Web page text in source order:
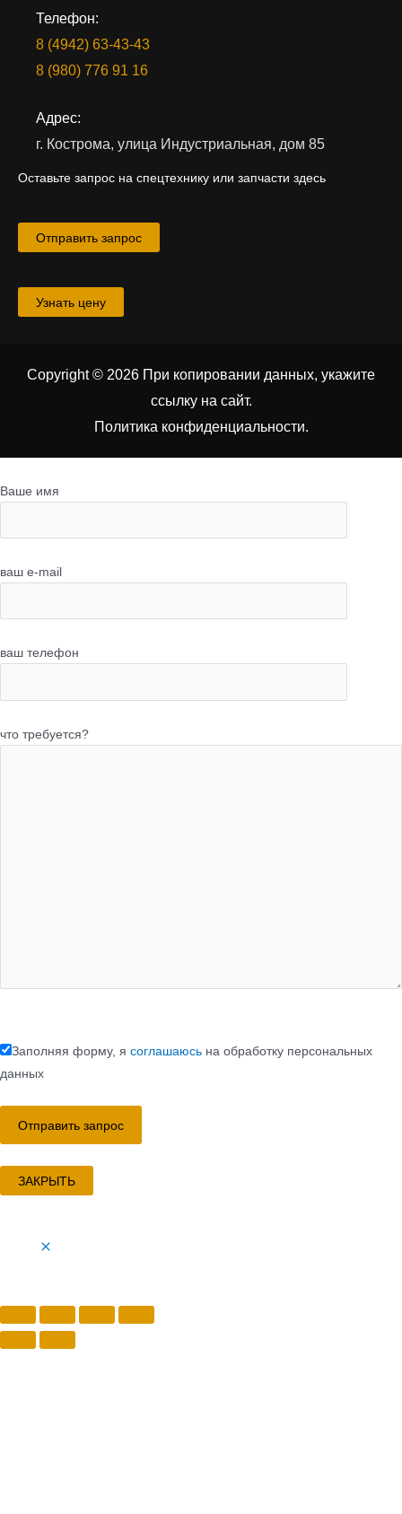
Телефон:
8 (4942) 63-43-43
8 (980) 776 91 16
Адрес:
г. Кострома, улица Индустриальная, дом 85
Оставьте запрос на спецтехнику или запчасти здесь
Отправить запрос
Узнать цену
Copyright © 2026 При копировании данных, укажите
ссылку на сайт.
Политика конфиденциальности.
Ваше имя
ваш e-mail
ваш телефон
что требуется?
Заполняя форму, я соглашаюсь на обработку персональных
данных
ЗАКРЫТЬ